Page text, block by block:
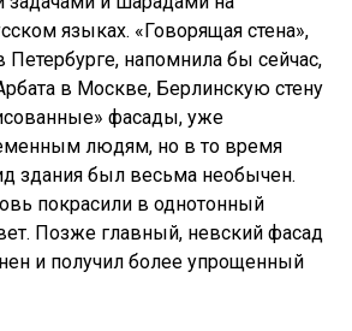
языках. «Говорящая стена»,
Петербурге, напомнила бы сейчас,
в Москве, Берлинскую стену
фасады, уже
людям, но в то время
здания был весьма необычен.
покрасили в однотонный
Позже главный, невский фасад
и получил более упрощенный